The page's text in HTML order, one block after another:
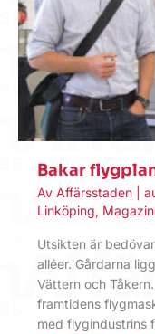
Bakar
Av Affärsstaden
Linköping,
Utsikten är
alléer. Gårdarna
Vättern och
framtidens
med flygindustrins